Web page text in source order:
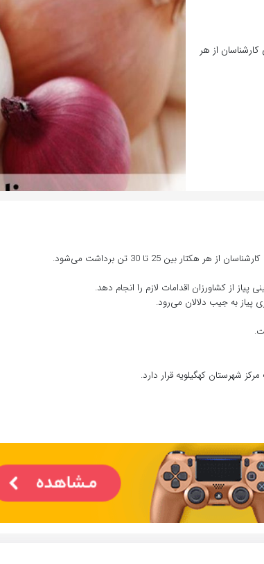
از هر
هکتار بین 25 تا 30 تن برداشت می‌شود.
از کشاورزان اقدامات لازم را انجام دهد.
پیاز به جیب دلالان می‌رود.